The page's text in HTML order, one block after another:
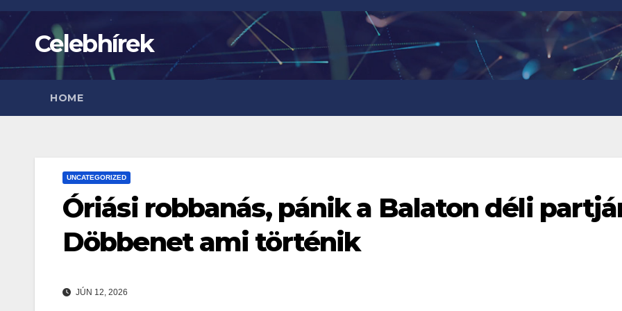
Skip
content Celebhírek
HOME
UNCATEGORIZED
Óriási robbanás, pánik a Balaton déli
Döbbenet ami történik
JÚN 12, 2026